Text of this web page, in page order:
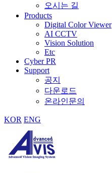
오시는 길
Products
Digital Color Viewer
AI CCTV
Vision Solution
Etc
Cyber PR
Support
공지
다운로드
온라인문의
KOR ENG